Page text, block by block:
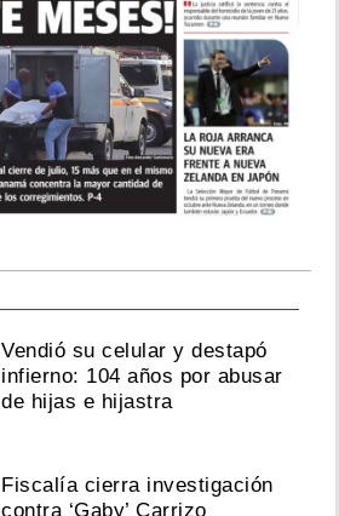
Vendió su celular y destapó
infierno: 104 años por abusar
de hijas e hijastra
Fiscalía cierra investigación
contra ‘Gaby’ Carrizo